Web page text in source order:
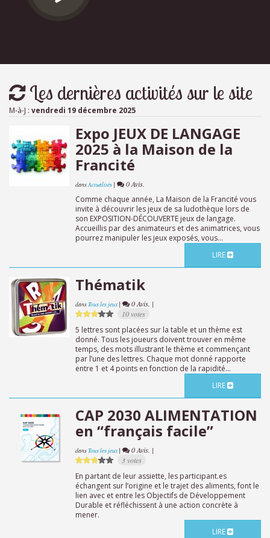
Les dernières activités sur le site
M-à-J : vendredi 19 décembre 2025
Expo JEUX DE LANGAGE
2025 à la Maison de la
Francité
dansActualités | 0 Avis.
Comme chaque année, La Maison de la Francité vous
invite à découvrir les jeux de sa ludothèque lors de
son EXPOSITION-DÉCOUVERTE jeux de langage.
Accueillis par des animateurs et des animatrices, vous
pourrez manipuler les jeux exposés, vous...
LIRE
Thématik
dansTous les jeux |
0 Avis. |
10 votes
5 lettres sont placées sur la table et un thème est
donné. Tous les joueurs doivent trouver en même
temps, des mots illustrant le thème et commençant
par l’une des lettres. Chaque mot donné rapporte
entre 1 et 4 points en fonction de la rapidité...
LIRE
CAP 2030 ALIMENTATION
en “français facile”
dansTous les jeux |
0 Avis. |
3 votes
En partant de leur assiette, les participant.es
échangent sur l’origine et le trajet des aliments, font le
lien avec et entre les Objectifs de Développement
Durable et réfléchissent à une action concrète à
mener.
LIRE